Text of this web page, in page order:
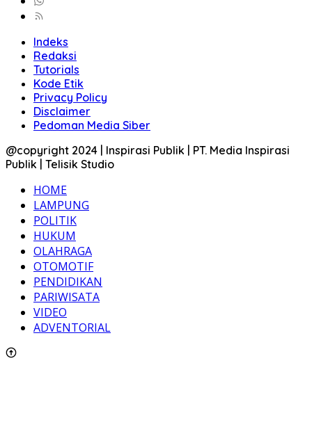
Indeks
Redaksi
Tutorials
Kode Etik
Privacy Policy
Disclaimer
Pedoman Media Siber
@copyright 2024 | Inspirasi Publik | PT. Media Inspirasi
Publik | Telisik Studio
HOME
LAMPUNG
POLITIK
HUKUM
OLAHRAGA
OTOMOTIF
PENDIDIKAN
PARIWISATA
VIDEO
ADVENTORIAL